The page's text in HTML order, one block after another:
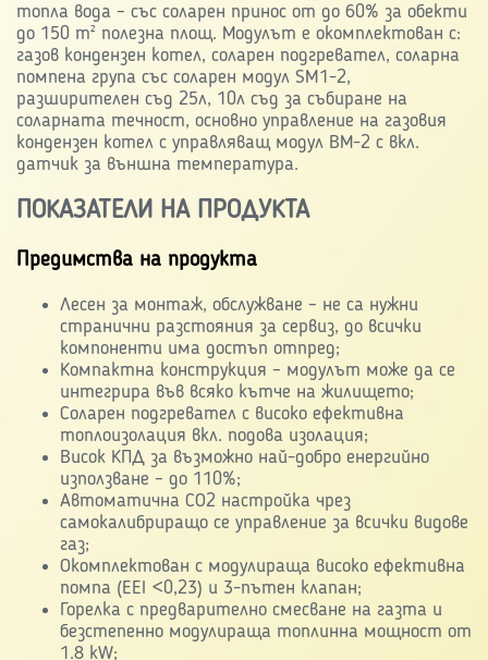
топла вода – със соларен принос от до 60% за обекти
до 150 m² полезна площ. Модулът е окомплектован с:
газов кондензен котел, соларен подгревател, соларна
помпена група със соларен модул SM1-2,
разширителен съд 25л, 10л съд за събиране на
соларната течност, основно управление на газовия
кондензен котел с управляващ модул ВМ-2 с вкл.
датчик за външна температура.
ПОКАЗАТЕЛИ НА ПРОДУКТА
Предимства на продукта
Лесен за монтаж, обслужване – не са нужни
странични разстояния за сервиз, до всички
компоненти има достъп отпред;
Компактна конструкция – модулът може да се
интегрира във всяко кътче на жилището;
Соларен подгревател с високо ефективна
топлоизолация вкл. подова изолация;
Висок КПД за възможно най-добро енергийно
използване – до 110%;
Автоматична CO2 настройка чрез
самокалибриращо се управление за всички видове
газ;
Окомплектован с модулираща високо ефективна
помпа (EEI <0,23) и 3-пътен клапан;
Горелка с предварително смесване на газта и
безстепенно модулираща топлинна мощност от
1.8 kW;